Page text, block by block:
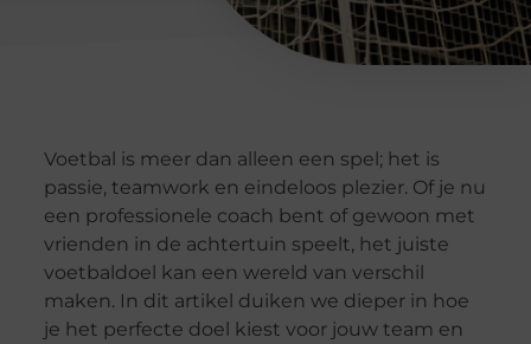
Voetbal is meer dan alleen een spel; het is
passie, teamwork en eindeloos plezier. Of je nu
een professionele coach bent of gewoon met
vrienden in de achtertuin speelt, het juiste
voetbaldoel kan een wereld van verschil
maken. In dit artikel duiken we dieper in hoe
je het perfecte doel kiest voor jouw team en